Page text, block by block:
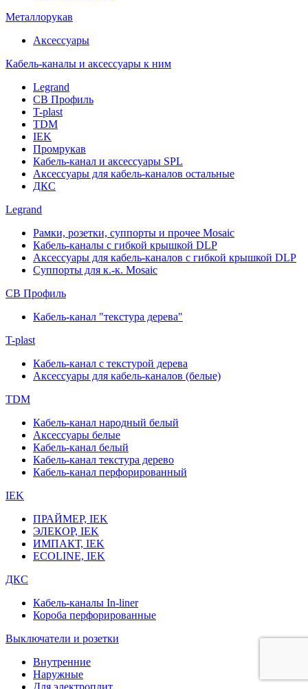
Металлорукав
Аксессуары
Кабель-каналы и аксессуары к ним
Legrand
СВ Профиль
T-plast
TDM
IEK
Промрукав
Кабель-канал и аксессуары SPL
Аксессуары для кабель-каналов остальные
ДКС
Legrand
Рамки, розетки, суппорты и прочее Mosaic
Кабель-каналы с гибкой крышкой DLP
Аксессуары для кабель-каналов с гибкой крышкой DLP
Суппорты для к.-к. Mosaic
СВ Профиль
Кабель-канал "текстура дерева"
T-plast
Кабель-канал с текстурой дерева
Аксессуары для кабель-каналов (белые)
TDM
Кабель-канал народный белый
Аксессуары белые
Кабель-канал белый
Кабель-канал текстура дерево
Кабель-канал перфорированный
IEK
ПРАЙМЕР, IEK
ЭЛЕКОР, IEK
ИМПАКТ, IEK
ECOLINE, IEK
ДКС
Кабель-каналы In-liner
Короба перфорированные
Выключатели и розетки
Внутренние
Наружные
Для электроплит